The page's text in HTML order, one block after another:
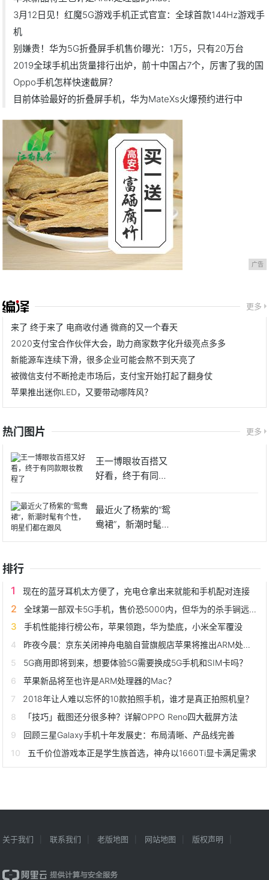
3月12日见！红魔5G游戏手机正式官宣：全球首款144Hz游戏手
机
别嫌贵！华为5G折叠屏手机售价曝光：1万5，只有20万台
2019全球手机出货量排行出炉，前十中国占7个，厉害了我的国
Oppo手机怎样快速截屏？
目前体验最好的折叠屏手机，华为MateXs火爆预约进行中
广告
更多
来了 终于来了 电商收付通 微商的又一个春天
2020支付宝合作伙伴大会，助力商家数字化升级亮点多多
新能源车连续下滑，很多企业可能会熬不到天亮了
被微信支付不断抢走市场后，支付宝开始打起了翻身仗
苹果推出迷你LED，又要带动哪阵风？
热门图片 更多
王一博眼妆百搭又
好看，终于有同款
最近火了杨紫的“鸳
鸯裙”，新潮时髦有
个性
排行
现在的蓝牙耳机太方便了，充电仓拿出来就能和手机配对连接
全球第一部双卡5G手机，售价恐5000内，但华为的杀手锏远不止这些
手机性能排行榜公布，苹果领跑，华为垫底，小米全军覆没
昨夜今晨：京东关闭神舟电脑自营旗舰店苹果将推出ARM处理器的笔记本
5G商用即将到来，想要体验5G需要换成5G手机和SIM卡吗？
苹果新品将至也许是ARM处理器的Mac？
2018年让人难以忘怀的10款拍照手机，谁才是真正拍照机皇？
「技巧」截图还分很多种？详解OPPO Reno四大截屏方法
回顾三星Galaxy手机十年发展史：布局清晰、产品线完善
五千价位游戏本正是学生族首选，神舟以1660Ti显卡满足需求
关于我们 联系我们 老版地图 网站地图 版权声明